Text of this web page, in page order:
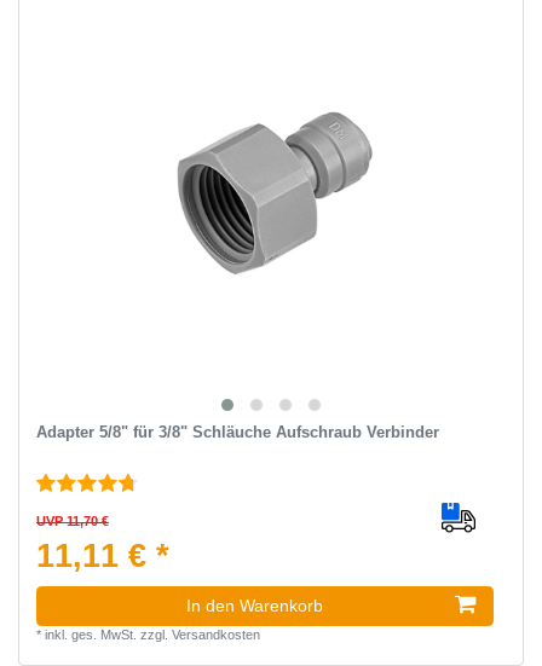
Adapter 5/8" für 3/8" Schläuche Aufschraub Verbinder
UVP 11,70 €
11,11 € *
In den Warenkorb
* inkl. ges. MwSt. zzgl. Versandkosten